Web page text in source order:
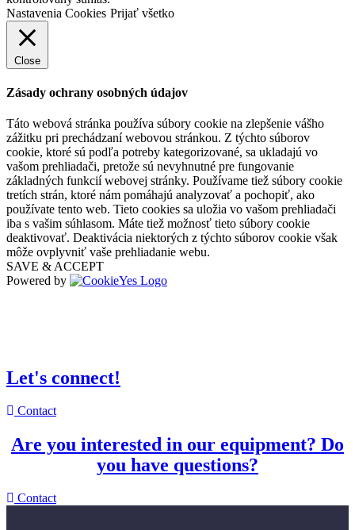
Nastavenia Cookies Prijať všetko
Close
Zásady ochrany osobných údajov
Táto webová stránka používa súbory cookie na zlepšenie vášho
zážitku pri prechádzaní webovou stránkou. Z týchto súborov
cookie, ktoré sú podľa potreby kategorizované, sa ukladajú vo
vašom prehliadači, pretože sú nevyhnutné pre fungovanie
základných funkcií webovej stránky. Používame tiež súbory cookie
tretích strán, ktoré nám pomáhajú analyzovať a pochopiť, ako
používate tento web. Tieto cookies sa uložia vo vašom prehliadači
iba s vašim súhlasom. Máte tiež možnosť tieto súbory cookie
deaktivovať. Deaktivácia niektorých z týchto súborov cookie však
môže ovplyvniť vaše prehliadanie webu.
SAVE & ACCEPT
Powered by
Let's connect!
Contact
Are you interested in our equipment? Do
you have questions?
Contact